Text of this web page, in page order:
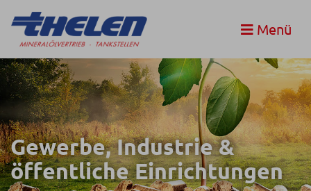
Menü
Gewerbe, Industrie &
öffentliche Einrichtungen